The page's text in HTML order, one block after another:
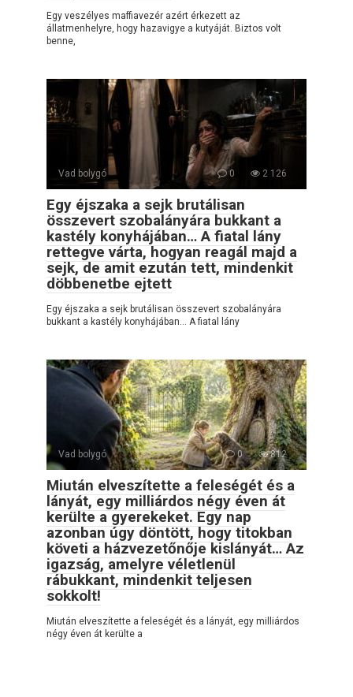
Egy veszélyes maffiavezér azért érkezett az
állatmenhelyre, hogy hazavigye a kutyáját. Biztos volt
benne,
Vad bolygó 0 2 126
Egy éjszaka a sejk brutálisan
összevert szobalányára bukkant a
kastély konyhájában… A fiatal lány
rettegve várta, hogyan reagál majd a
sejk, de amit ezután tett, mindenkit
döbbenetbe ejtett
Egy éjszaka a sejk brutálisan összevert szobalányára
bukkant a kastély konyhájában… A fiatal lány
Vad bolygó 0 812
Miután elveszítette a feleségét és a
lányát, egy milliárdos négy éven át
kerülte a gyerekeket. Egy nap
azonban úgy döntött, hogy titokban
követi a házvezetőnője kislányát… Az
igazság, amelyre véletlenül
rábukkant, mindenkit teljesen
sokkolt!
Miután elveszítette a feleségét és a lányát, egy milliárdos
négy éven át kerülte a